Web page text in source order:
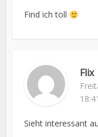
Find ich toll
Flix
Sieht interessant